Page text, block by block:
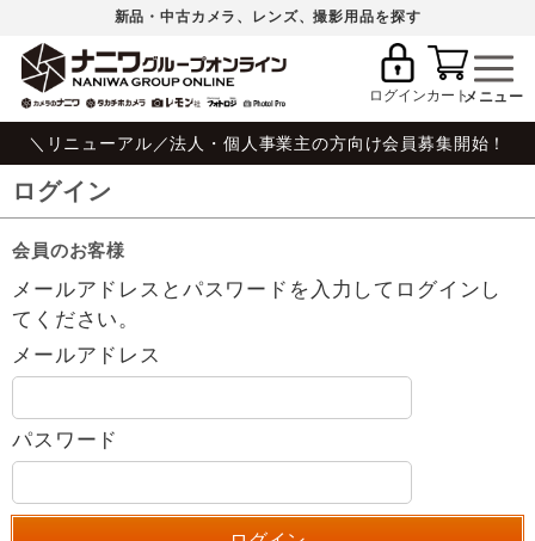
新品・中古カメラ、レンズ、撮影用品を探す
ログインカート
＼リニューアル／法人・個人事業主の方向け会員募集開始！
ログイン
会員のお客様
メールアドレスとパスワードを入力してログインし
てください。
メールアドレス
パスワード